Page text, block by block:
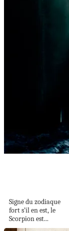
Signe du zodiaque
fort s’il en est, le
Scorpion est...